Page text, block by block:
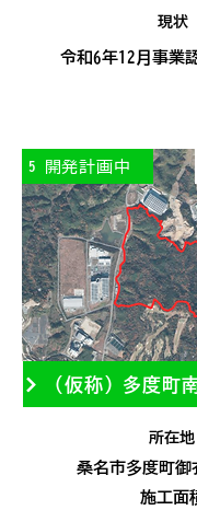
現状
令和6年12月事業
所在地
桑名市多度町御
施工面
開発計画中
5